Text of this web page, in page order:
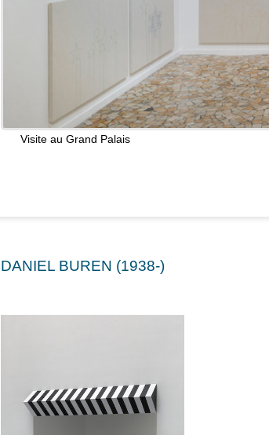
Visite au Grand Palais
DANIEL BUREN (1938-)